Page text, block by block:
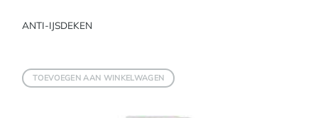
ANTI-IJSDEKEN
TOEVOEGEN AAN WINKELWAGEN